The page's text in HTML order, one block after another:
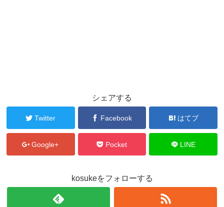
シェアする
Twitter Facebook はてブ
Google+ Pocket LINE
kosukeをフォローする